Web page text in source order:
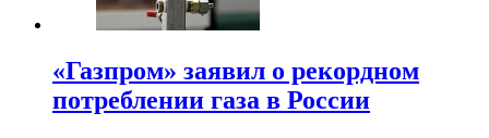
«Газпром» заявил о рекордном
потреблении газа в России